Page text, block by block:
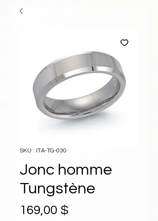
SKU : ITA-TG-030
Jonc homme
Tungstène
169,00 $